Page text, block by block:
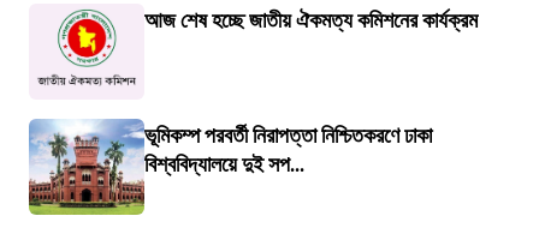
আজ শেষ হচ্ছে জাতীয় ঐকমত্য কমিশনের কার্যক্রম
ভূমিকম্প পরবর্তী নিরাপত্তা নিশ্চিতকরণে ঢাকা
বিশ্ববিদ্যালয়ে দুই সপ...